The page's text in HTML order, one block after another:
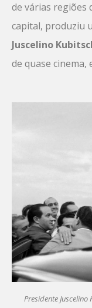
de várias regiões
capital, produziu
Juscelino
de quase cinema,
Presidente